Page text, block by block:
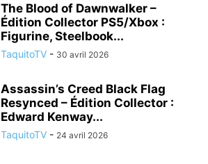
The Blood of Dawnwalker –
Édition Collector PS5/Xbox :
Figurine, Steelbook...
TaquitoTV - 30 avril 2026
Assassin’s Creed Black Flag
Resynced – Édition Collector :
Edward Kenway...
TaquitoTV - 24 avril 2026